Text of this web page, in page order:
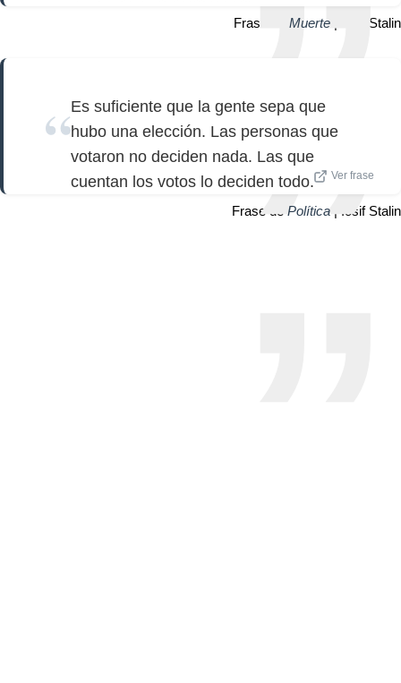
Frase de Muerte | Iósif Stalin
Es suficiente que la gente sepa que
hubo una elección. Las personas que
votaron no deciden nada. Las que
cuentan los votos lo deciden todo.
Ver frase
Frase de Política | Iósif Stalin